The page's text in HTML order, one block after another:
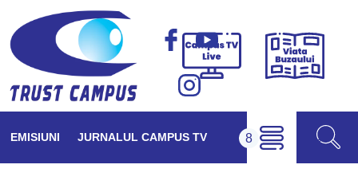
Campus
Viața
EMISIUNI JURNALUL CAMPUS TV